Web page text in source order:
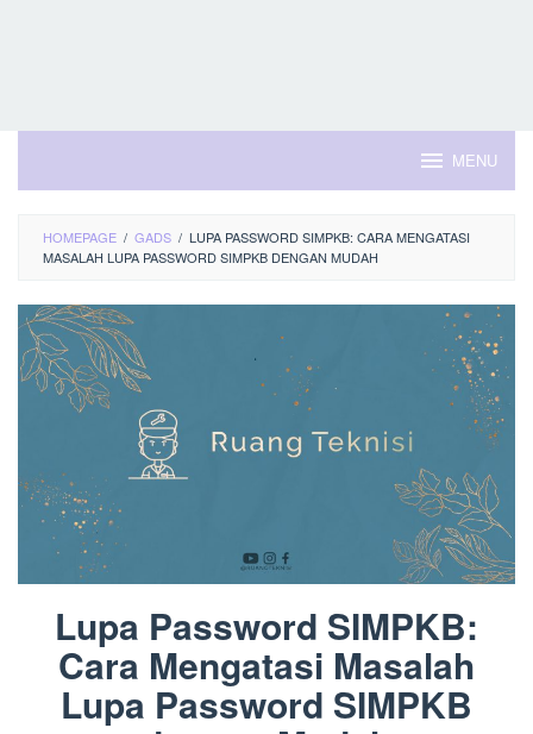
MENU
HOMEPAGE / GADS / LUPA PASSWORD SIMPKB: CARA MENGATASI
MASALAH LUPA PASSWORD SIMPKB DENGAN MUDAH
Lupa Password SIMPKB:
Cara Mengatasi Masalah
Lupa Password SIMPKB